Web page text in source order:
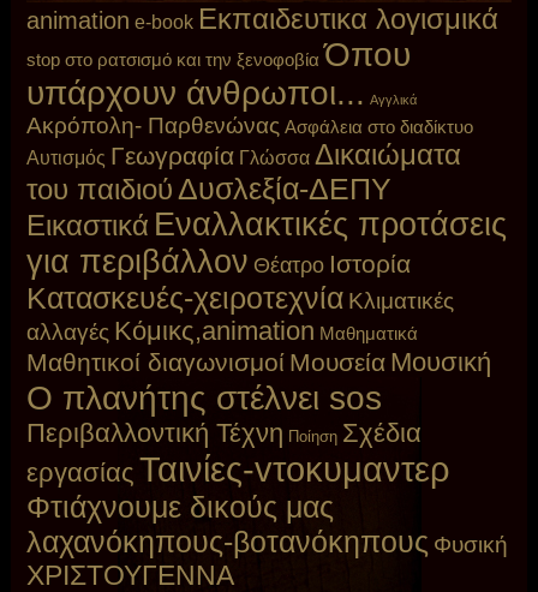
animation e-book Eκπαιδευτικα λογισμικά
stop στο ρατσισμό και την ξενοφοβία Όπου
υπάρχουν άνθρωποι... Αγγλικά
Ακρόπολη- Παρθενώνας Ασφάλεια στο διαδίκτυο
Αυτισμός Γεωγραφία Γλώσσα Δικαιώματα
του παιδιού Δυσλεξία-ΔΕΠΥ
Εικαστικά Εναλλακτικές προτάσεις
για περιβάλλον Θέατρο Ιστορία
Κατασκευές-χειροτεχνία Κλιματικές
αλλαγές Κόμικς,animation Μαθηματικά
Μαθητικοί διαγωνισμοί Μουσεία Μουσική
Ο πλανήτης στέλνει sos
Περιβαλλοντική Τέχνη Ποίηση Σχέδια
εργασίας Ταινίες-vτοκυμαντερ
Φτιάχνουμε δικούς μας
λαχανόκηπους-βοτανόκηπους Φυσική
ΧΡΙΣΤΟΥΓΕΝΝΑ